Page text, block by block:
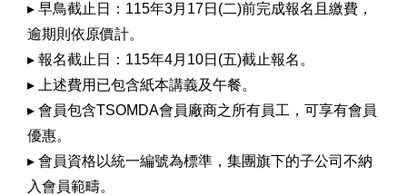
▸ 早鳥截止日：115年3月17日(二)前完成報名且繳費，
逾期則依原價計。
▸ 報名截止日：115年4月10日(五)截止報名。
▸ 上述費用已包含紙本講義及午餐。
▸ 會員包含TSOMDA會員廠商之所有員工，可享有會員
優惠。
▸ 會員資格以統一編號為標準，集團旗下的子公司不納
入會員範疇。